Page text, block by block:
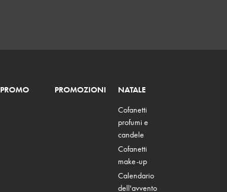
PROMO PROMOZIONI
NATALE
Cofanetti
profumi e
candele
Cofanetti
make-up
Calendario
dell'avvento